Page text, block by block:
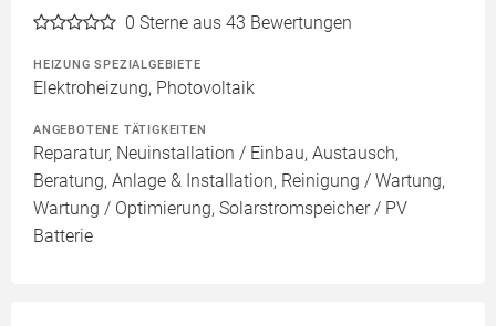
0 Sterne aus 43 Bewertungen
HEIZUNG SPEZIALGEBIETE
Elektroheizung, Photovoltaik
ANGEBOTENE TÄTIGKEITEN
Reparatur, Neuinstallation / Einbau, Austausch,
Beratung, Anlage & Installation, Reinigung / Wartung,
Wartung / Optimierung, Solarstromspeicher / PV
Batterie